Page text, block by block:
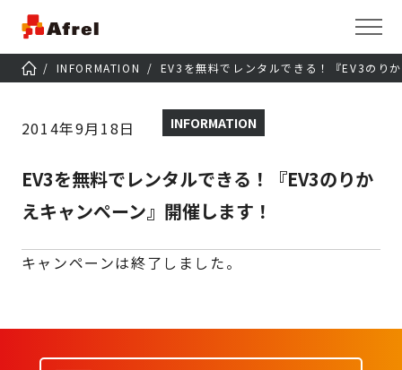
INFORMATION EV3を無料でレンタルできる！『EV3のり
2014年9月18日 INFORMATION
EV3を無料でレンタルできる！『EV3のりか
えキャンペーン』開催します！
キャンペーンは終了しました。